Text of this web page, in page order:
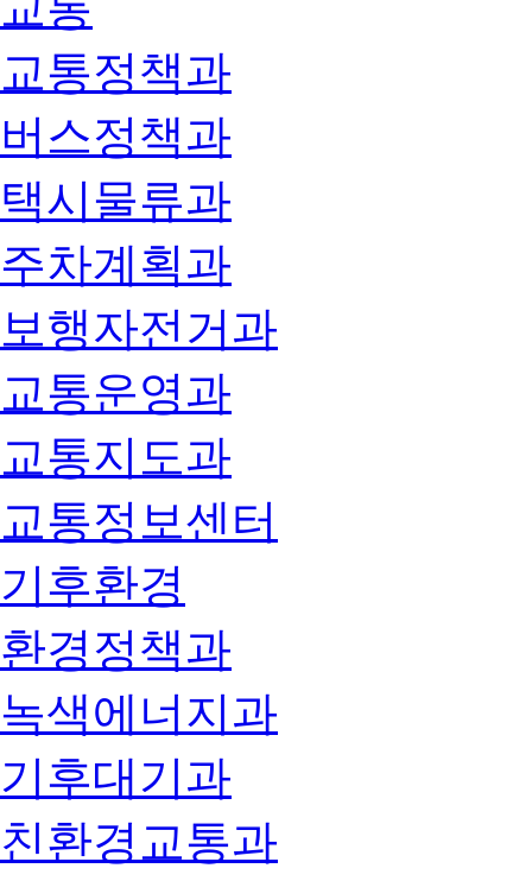
교통정책과
버스정책과
택시물류과
주차계획과
보행자전거과
교통운영과
교통지도과
교통정보센터
기후환경
환경정책과
녹색에너지과
기후대기과
친환경교통과